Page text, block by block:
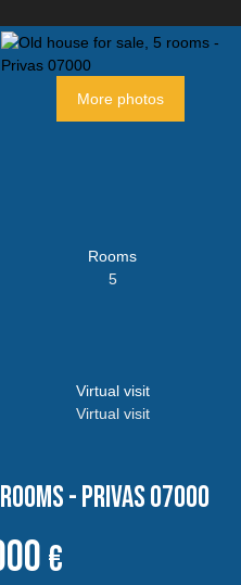
More photos
Rooms
5
Virtual visit
Virtual visit
- Privas 07000
€